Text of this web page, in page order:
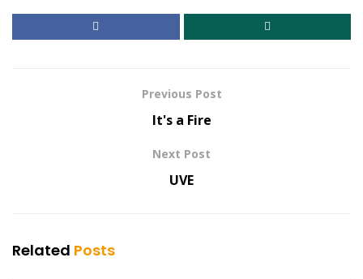
Previous Post
It's a Fire
Next Post
UVE
Related Posts